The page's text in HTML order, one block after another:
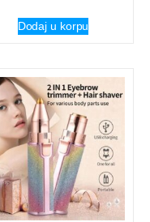
Dodaj u korpu